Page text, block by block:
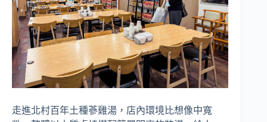
走進北村百年土種蔘雞湯，店內環境比想像中寬